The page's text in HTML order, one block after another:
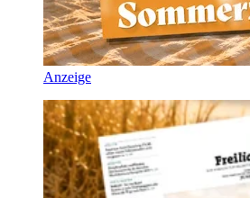
Anzeige